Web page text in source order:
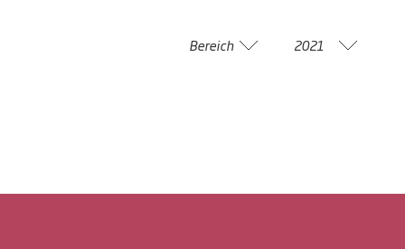
Bereich 2021